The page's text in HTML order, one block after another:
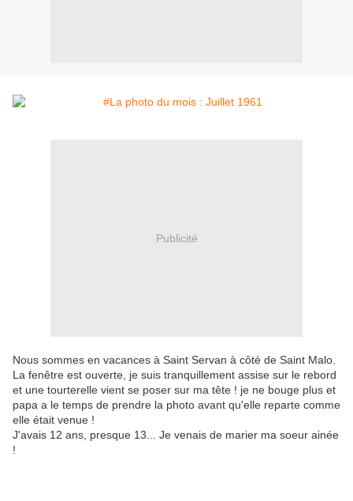
Publicité
Nous sommes en vacances à Saint Servan à côté de Saint Malo.
La fenêtre est ouverte, je suis tranquillement assise sur le rebord
et une tourterelle vient se poser sur ma tête ! je ne bouge plus et
papa a le temps de prendre la photo avant qu'elle reparte comme
elle était venue !
J'avais 12 ans, presque 13... Je venais de marier ma soeur ainée
!